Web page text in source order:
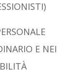
)
E NEI